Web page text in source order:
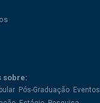
sobre:
Pós-Graduação Eventos